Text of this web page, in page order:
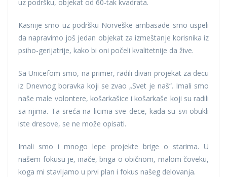
uz podršku, objekat od 60-tak kvadrata.
Kasnije smo uz podršku Norveške ambasade smo uspeli
da napravimo još jedan objekat za izmeštanje korisnika iz
psiho-gerijatrije, kako bi oni počeli kvalitetnije da žive.
Sa Unicefom smo, na primer, radili divan projekat za decu
iz Dnevnog boravka koji se zvao „Svet je naš“. Imali smo
naše male volontere, košarkašice i košarkaše koji su radili
sa njima. Ta sreća na licima sve dece, kada su svi obukli
iste dresove, se ne može opisati.
Imali smo i mnogo lepe projekte brige o starima. U
našem fokusu je, inače, briga o običnom, malom čoveku,
koga mi stavljamo u prvi plan i fokus našeg delovanja.